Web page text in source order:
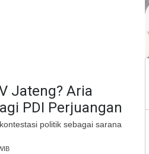
Jateng? Aria
PDI Perjuangan
politik sebagai sarana